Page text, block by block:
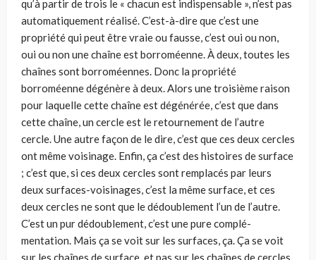
qu’à partir de trois le « chacun est indispensable », n’est pas
automatiquement réalisé. C’est-à-dire que c’est une
propriété qui peut être vraie ou fausse, c’est oui ou non,
oui ou non une chaîne est borro­méenne. À deux, toutes les
chaînes sont borroméennes. Donc la proprié­té
borroméenne dégénère à deux. Alors une troisième raison
pour laquel­le cette chaîne est dégénérée, c’est que dans
cette chaîne, un cercle est le retournement de l’autre
cercle. Une autre façon de le dire, c’est que ces deux cercles
ont même voisinage. Enfin, ça c’est des histoires de surface
; c’est que, si ces deux cercles sont remplacés par leurs
deux surfaces-voisi­nages, c’est la même surface, et ces
deux cercles ne sont que le dédouble­ment l’un de l’autre.
C’est un pur dédoublement, c’est une pure complé­
mentation. Mais ça se voit sur les surfaces, ça. Ça se voit